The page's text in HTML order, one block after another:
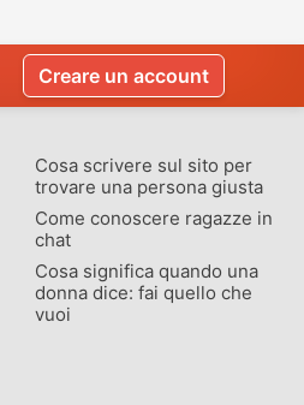
Creare un account
Cosa scrivere sul sito per
trovare una persona giusta
Come conoscere ragazze in
chat
Cosa significa quando una
donna dice: fai quello che
vuoi